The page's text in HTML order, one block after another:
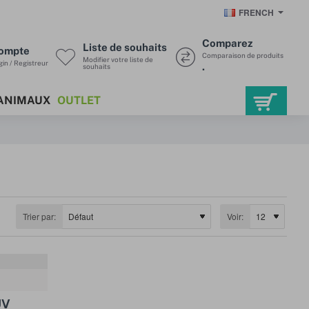
FRENCH
/ Registreur
Liste de souhaits
Modifier votre liste de
souhaits
Comparez
Comparaison de produits
.
OUTLET
Trier par: Voir: